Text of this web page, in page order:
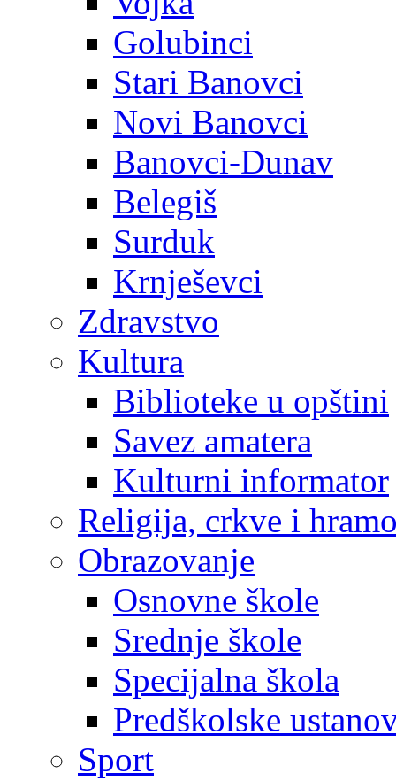
Golubinci
Stari Banovci
Novi Banovci
Banovci-Dunav
Belegiš
Surduk
Krnješevci
Zdravstvo
Kultura
Biblioteke u opštini
Savez amatera
Kulturni informator
Religija, crkve i
Obrazovanje
Osnovne škole
Srednje škole
Specijalna škola
Predškolske
Sport